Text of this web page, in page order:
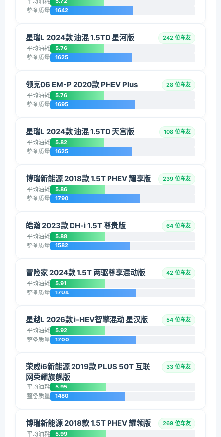
整备质量 1642
星瑞L 2024款 油混 1.5TD 星河版 242 位车友
平均油耗 5.76
整备质量 1625
领克06 EM-P 2020款 PHEV Plus 28 位车友
平均油耗 5.76
整备质量 1695
星瑞L 2024款 油混 1.5TD 天宫版 108 位车友
平均油耗 5.82
整备质量 1625
博瑞新能源 2018款 1.5T PHEV 耀享版 239 位车友
平均油耗 5.86
整备质量 1790
皓瀚 2023款 DH-i 1.5T 尊贵版 64 位车友
平均油耗 5.88
整备质量 1582
冒险家 2024款 1.5T 两驱尊享混动版 42 位车友
平均油耗 5.91
整备质量 1704
星越L 2026款 i-HEV智擎混动 星汉版 54 位车友
平均油耗 5.92
整备质量 1700
荣威i6新能源 2019款 PLUS 50T 互联
网荣耀旗舰版
33 位车友
平均油耗 5.95
整备质量 1480
博瑞新能源 2018款 1.5T PHEV 耀领版 269 位车友
平均油耗 5.99